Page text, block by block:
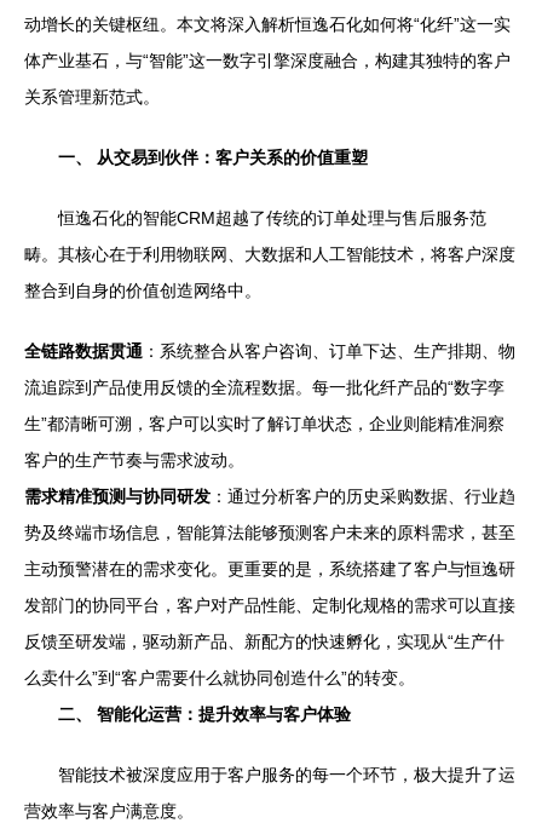
动增长的关键枢纽。本文将深入解析恒逸石化如何将“化纤”这一实
体产业基石，与“智能”这一数字引擎深度融合，构建其独特的客户
关系管理新范式。
一、 从交易到伙伴：客户关系的价值重塑
恒逸石化的智能CRM超越了传统的订单处理与售后服务范
畴。其核心在于利用物联网、大数据和人工智能技术，将客户深度
整合到自身的价值创造网络中。
全链路数据贯通 ：系统整合从客户咨询、订单下达、生产排期、物
流追踪到产品使用反馈的全流程数据。每一批化纤产品的“数字孪
生”都清晰可溯，客户可以实时了解订单状态，企业则能精准洞察
客户的生产节奏与需求波动。
需求精准预测与协同研发 ：通过分析客户的历史采购数据、行业趋
势及终端市场信息，智能算法能够预测客户未来的原料需求，甚至
主动预警潜在的需求变化。更重要的是，系统搭建了客户与恒逸研
发部门的协同平台，客户对产品性能、定制化规格的需求可以直接
反馈至研发端，驱动新产品、新配方的快速孵化，实现从“生产什
么卖什么”到“客户需要什么就协同创造什么”的转变。
二、 智能化运营：提升效率与客户体验
智能技术被深度应用于客户服务的每一个环节，极大提升了运
营效率与客户满意度。